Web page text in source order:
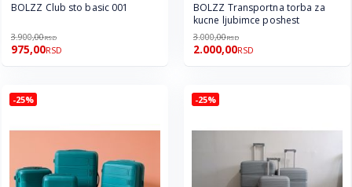
BOLZZ Club sto basic 001
3.900,00RSD
975,00RSD
BOLZZ Transportna torba za
kucne ljubimce poshest
3.000,00RSD
2.000,00RSD
-25% -25%